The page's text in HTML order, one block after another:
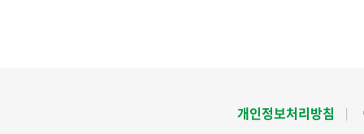
개인정보처리방침